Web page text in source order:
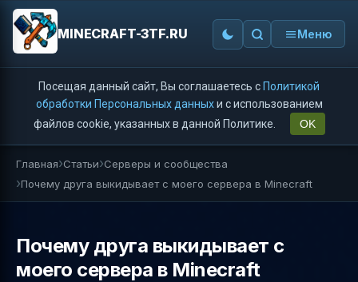
MINECRAFT-3TF.RU Меню
Посещая данный сайт, Вы соглашаетесь с Политикой
обработки Персональных данныхи с использованием
файлов cookie, указанных в данной Политике.
OK
Главная Статьи Серверы и сообщества
Почему друга выкидывает с моего сервера в Minecraft
Почему друга выкидывает с
моего сервера в Minecraft